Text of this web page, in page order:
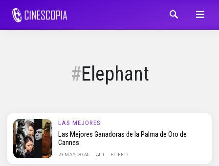
Elephant
LAS MEJORES
Las Mejores Ganadoras de la Palma de Oro de
Cannes
23 MAY, 2024 1 EL FETT